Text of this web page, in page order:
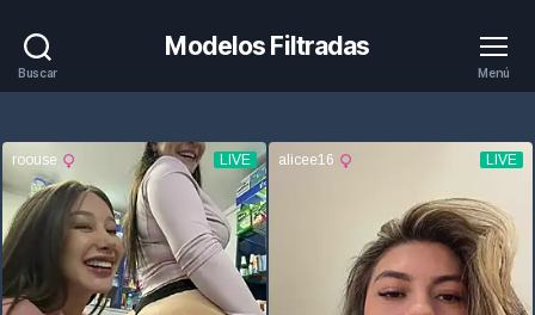
Buscar
Modelos Filtradas
Menú